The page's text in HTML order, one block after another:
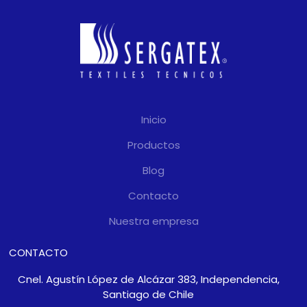
características de dicho
Garantía formal de 5
Sergatex como distribuidor
Inicio
Productos
Blog
Contacto
Nuestra empresa
CONTACTO
Cnel. Agustín López de Alcázar 383, Independencia,
Santiago de Chile